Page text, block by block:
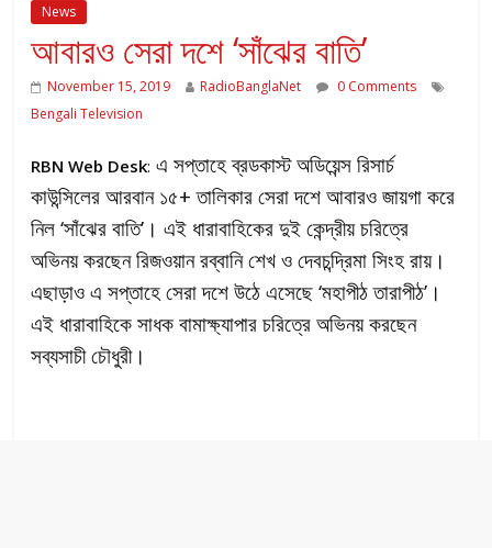
News
আবারও সেরা দশে ‘সাঁঝের বাতি’
November 15, 2019 RadioBanglaNet
0 Comments
Bengali Television
RBN Web Desk: এ সপ্তাহে ব্রডকাস্ট অডিয়েন্স রিসার্চ
কাউন্সিলের আরবান ১৫+ তালিকার সেরা দশে আবারও জায়গা করে
নিল ‘সাঁঝের বাতি’। এই ধারাবাহিকের দুই কেন্দ্রীয় চরিত্রে
অভিনয় করছেন রিজওয়ান রব্বানি শেখ ও দেবচন্দ্রিমা সিংহ রায়।
এছাড়াও এ সপ্তাহে সেরা দশে উঠে এসেছে‘মহাপীঠ তারাপীঠ’।
এই ধারাবাহিকে সাধক বামাক্ষ্যাপার চরিত্রে অভিনয় করছেন
সব্যসাচী চৌধুরী।